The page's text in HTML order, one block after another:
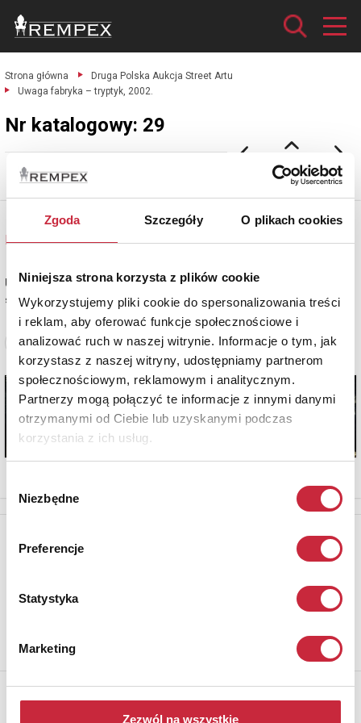
Zgoda Szczegóły O plikach cookies
Niniejsza strona korzysta z plików cookie
Wykorzystujemy pliki cookie do spersonalizowania treści
i reklam, aby oferować funkcje społecznościowe i
analizować ruch w naszej witrynie. Informacje o tym, jak
korzystasz z naszej witryny, udostępniamy partnerom
społecznościowym, reklamowym i analitycznym.
Partnerzy mogą połączyć te informacje z innymi danymi
otrzymanymi od Ciebie lub uzyskanymi podczas
korzystania z ich usług.
zgody
Niezbędne
Preferencje
Statystyka
Marketing
Zezwól na wszystkie
Strona główna
Druga Polska Aukcja Street Artu
Uwaga fabryka – tryptyk, 2002.
Nr katalogowy: 29
M-City
Nr katalogowy: 29
Uwaga fabryka – tryptyk, 2002
spray, szablon, płyta pilśniowa, 102 x 142 cm (każda)
Zobacz pełne informacje
Aby otrzymywać informacje o nowych aukcjach, prosimy podać